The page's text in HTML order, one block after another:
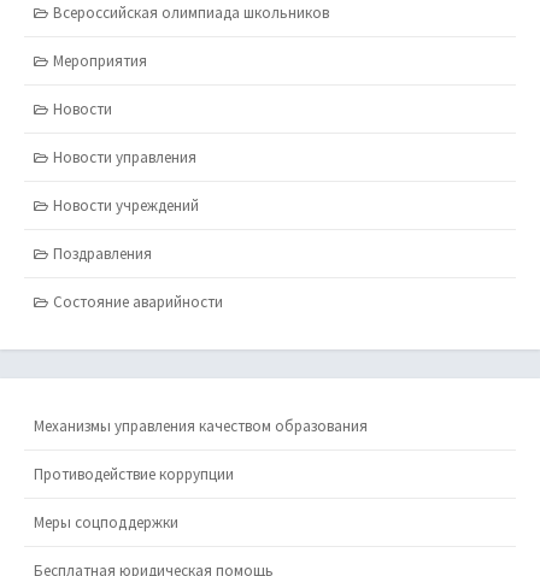
Всероссийская олимпиада школьников
Мероприятия
Новости
Новости управления
Новости учреждений
Поздравления
Состояние аварийности
Механизмы управления качеством образования
Противодействие коррупции
Меры соцподдержки
Бесплатная юридическая помощь